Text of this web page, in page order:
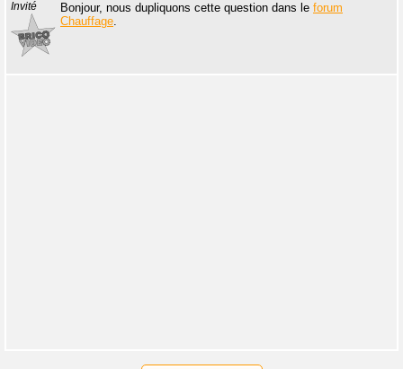
Invité Bonjour, nous dupliquons cette question dans le forum
Chauffage.